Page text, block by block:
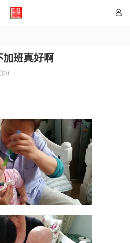

班真好啊
(0)